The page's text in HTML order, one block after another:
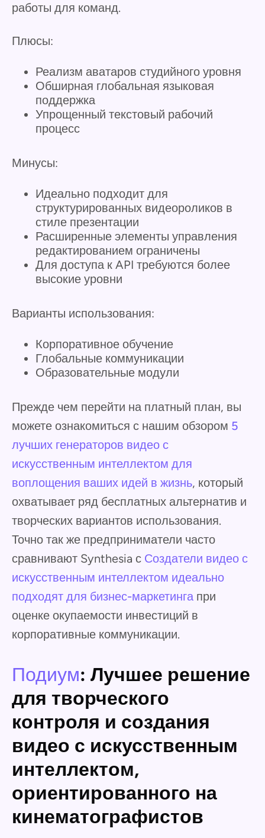
работы для команд.
Плюсы:
Реализм аватаров студийного уровня
Обширная глобальная языковая
поддержка
Упрощенный текстовый рабочий
процесс
Минусы:
Идеально подходит для
структурированных видеороликов в
стиле презентации
Расширенные элементы управления
редактированием ограничены
Для доступа к API требуются более
высокие уровни
Варианты использования:
Корпоративное обучение
Глобальные коммуникации
Образовательные модули
Прежде чем перейти на платный план, вы
можете ознакомиться с нашим обзором 5
лучших генераторов видео с
искусственным интеллектом для
воплощения ваших идей в жизнь, который
охватывает ряд бесплатных альтернатив и
творческих вариантов использования.
Точно так же предприниматели часто
сравнивают Synthesia с Создатели видео с
искусственным интеллектом идеально
подходят для бизнес-маркетинга при
оценке окупаемости инвестиций в
корпоративные коммуникации.
Подиум: Лучшее решение
для творческого
контроля и создания
видео с искусственным
интеллектом,
ориентированного на
кинематографистов